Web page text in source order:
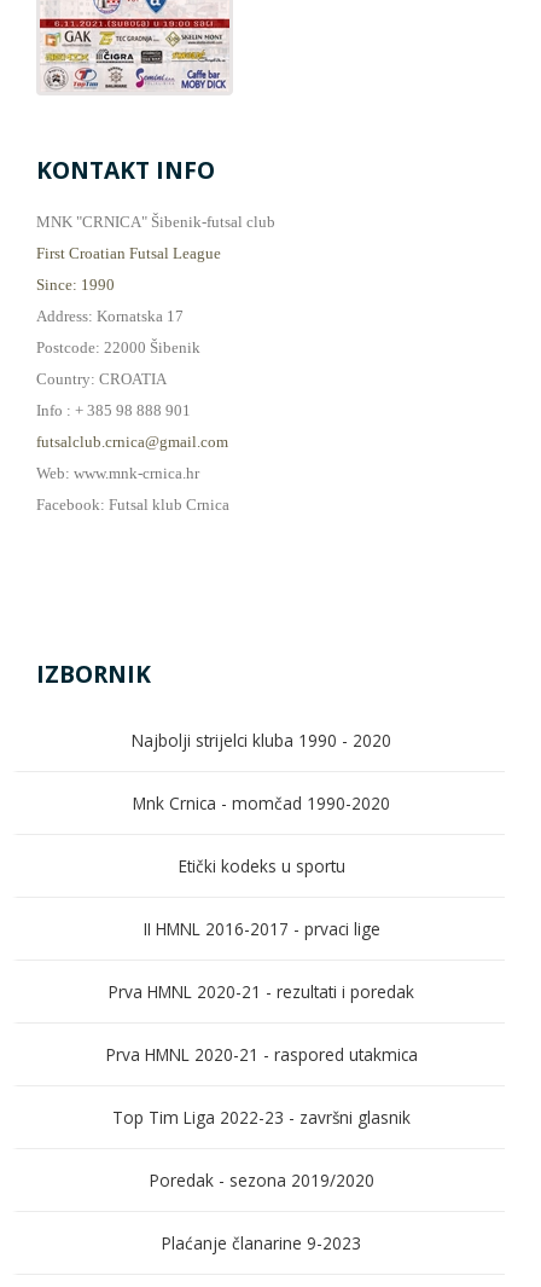
KONTAKT INFO
MNK "CRNICA" Šibenik-futsal club
First Croatian Futsal League
Since: 1990
Address: Kornatska 17
Postcode: 22000 Šibenik
Country: CROATIA
Info : + 385 98 888 901
futsalclub.crnica@gmail.com
Web: www.mnk-crnica.hr
Facebook: Futsal klub Crnica
IZBORNIK
Najbolji strijelci kluba 1990 - 2020
Mnk Crnica - momčad 1990-2020
Etički kodeks u sportu
II HMNL 2016-2017 - prvaci lige
Prva HMNL 2020-21 - rezultati i poredak
Prva HMNL 2020-21 - raspored utakmica
Top Tim Liga 2022-23 - završni glasnik
Poredak - sezona 2019/2020
Plaćanje članarine 9-2023